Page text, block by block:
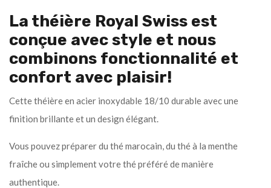
La théière Royal Swiss est
conçue avec style et nous
combinons fonctionnalité et
confort avec plaisir!
Cette théière en acier inoxydable 18/10 durable avec une
finition brillante et un design élégant.
Vous pouvez préparer du thé marocain, du thé à la menthe
fraîche ou simplement votre thé préféré de manière
authentique.